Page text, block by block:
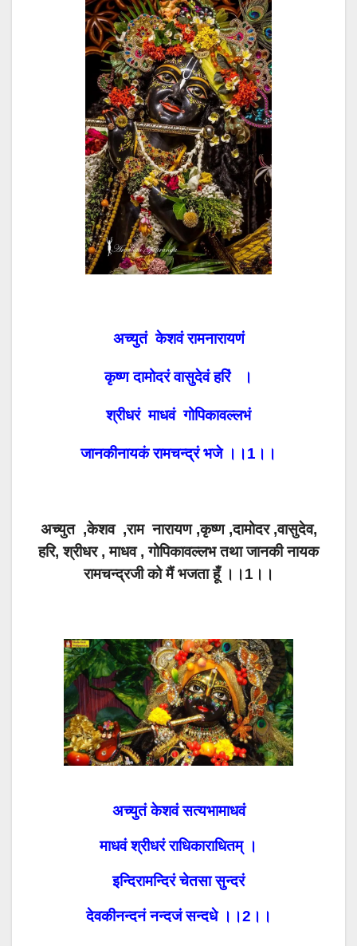
अच्युतं केशवं रामनारायणं
कृष्ण दामोदरं वासुदेवं हरिं ।
श्रीधरं माधवं गोपिकावल्लभं
जानकीनायकं रामचन्द्रं भजे ।।1।।
अच्युत ,केशव ,राम नारायण ,कृष्ण ,दामोदर ,वासुदेव,
हरि, श्रीधर , माधव , गोपिकावल्लभ तथा जानकी नायक
रामचन्द्रजी को मैं भजता हूँ ।।1।।
अच्युतं केशवं सत्यभामाधवं
माधवं श्रीधरं राधिकाराधितम् ।
इन्दिरामन्दिरं चेतसा सुन्दरं
देवकीनन्दनं नन्दजं सन्दधे ।।2।।